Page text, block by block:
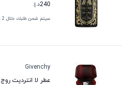
240د.إ.
سيتم شحن طلبك خلال 2 يوم عمل
Givenchy
عطر لا انترديت